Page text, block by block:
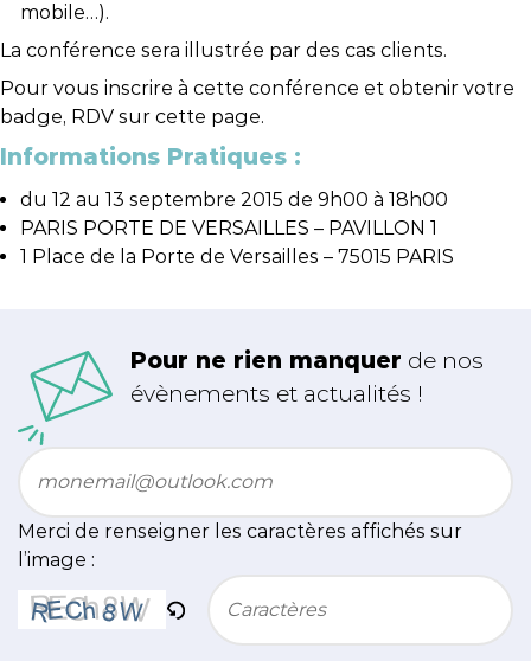
mobile…).
La conférence sera illustrée par des cas clients.
Pour vous inscrire à cette conférence et obtenir votre
badge, RDV sur cette page.
Informations Pratiques :
du 12 au 13 septembre 2015 de 9h00 à 18h00
PARIS PORTE DE VERSAILLES – PAVILLON 1
1 Place de la Porte de Versailles – 75015 PARIS
Pour ne rien manquer de nos
évènements et actualités !
Email
Merci de renseigner les caractères affichés sur
l’image :